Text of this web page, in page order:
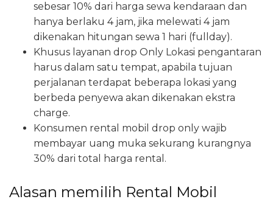
sebesar 10% dari harga sewa kendaraan dan
hanya berlaku 4 jam, jika melewati 4 jam
dikenakan hitungan sewa 1 hari (fullday).
Khusus layanan drop Only Lokasi pengantaran
harus dalam satu tempat, apabila tujuan
perjalanan terdapat beberapa lokasi yang
berbeda penyewa akan dikenakan ekstra
charge.
Konsumen rental mobil drop only wajib
membayar uang muka sekurang kurangnya
30% dari total harga rental.
Alasan memilih Rental Mobil